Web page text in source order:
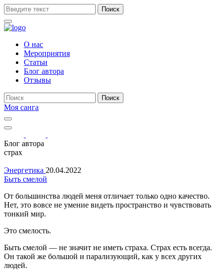
Поиск
О нас
Мероприятия
Статьи
Блог автора
Отзывы
Поиск
Моя санга
Toggle
navigation
Show
search
form
Блог автора
страх
Энергетика 20.04.2022
Быть смелой
От большинства людей меня отличает только одно качество.
Нет, это вовсе не умение видеть пространство и чувствовать
тонкий мир.
Это смелость.
Быть смелой — не значит не иметь страха. Страх есть всегда.
Он такой же большой и парализующий, как у всех других
людей.